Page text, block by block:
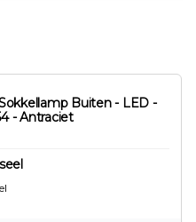
Buiten - LED -
- Antraciet